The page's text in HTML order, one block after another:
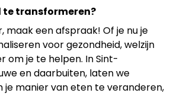
te transformeren?
maak een afspraak! Of je nu je
voor gezondheid, welzijn
om je te helpen. In Sint-
en daarbuiten, laten we
je manier van eten te veranderen,